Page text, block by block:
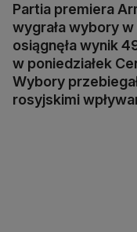
Partia premiera
wygrała wybory
osiągnęła wynik
w poniedziałek
Wybory
rosyjskimi